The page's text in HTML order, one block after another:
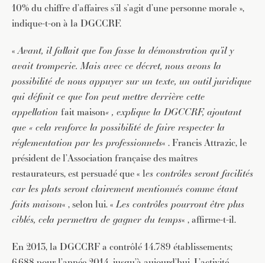
10% du chiffre d’affaires s’il s’agit d’une personne morale »,
indique-t-on à la DGCCRF.
«Avant, il fallait que l’on fasse la démonstration qu’il y
avait tromperie. Mais avec ce décret, nous avons la
possibilité de nous appuyer sur un texte, un outil juridique
qui définit ce que l’on peut mettre derrière cette
appellation fait maison« , explique la DGCCRF, ajoutant
que « cela renforce la possibilité de faire respecter la
réglementation par les professionnels« . Francis Attrazic, le
président de l’Association française des maîtres
restaurateurs, est persuadé que « les contrôles seront facilités
car les plats seront clairement mentionnés comme étant
faits maison« , selon lui. «Les contrôles pourront être plus
ciblés, cela permettra de gagner du temps« , affirme-t-il.
En 2013, la DGCCRF a contrôlé 14.789 établissements;